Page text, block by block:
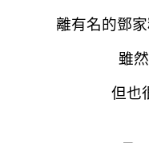
離有名的鄧
雖
但也